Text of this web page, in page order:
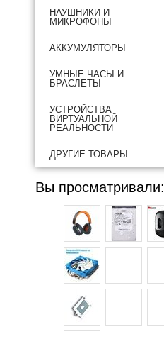
НАУШНИКИ И
МИКРОФОНЫ
АККУМУЛЯТОРЫ
УМНЫЕ ЧАСЫ И
БРАСЛЕТЫ
УСТРОЙСТВА
ВИРТУАЛЬНОЙ
РЕАЛЬНОСТИ
ДРУГИЕ ТОВАРЫ
Вы просматривали: